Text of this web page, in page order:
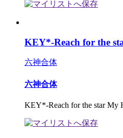
KEY*-Reach for the
六神合体
六神合体
KEY*-Reach for the star My